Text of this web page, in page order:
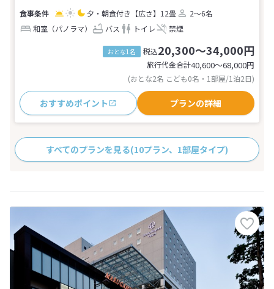
夕・朝食付き 【広さ】12畳
2～6名
和室（パノラマ）
バス トイレ 禁煙
おとな1名 税込20,300～34,000円
旅行代金合計40,600〜68,000円
(おとな2名 こども0名・1部屋/1泊2日)
おすすめポイント プランの詳細
すべてのプランを見る(10プラン、1部屋タイプ)